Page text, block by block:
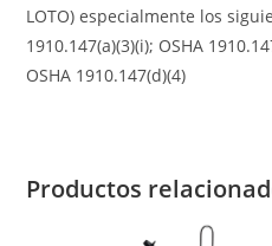
LOTO) especialmente los
1910.147(a)(3)(i); OSHA
OSHA 1910.147(d)(4)
Productos